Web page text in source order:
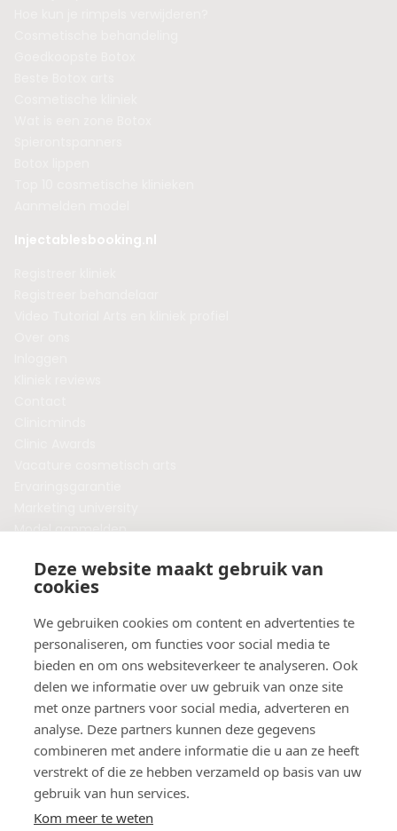
Deze website maakt gebruik van
cookies
We gebruiken cookies om content en advertenties te
personaliseren, om functies voor social media te
bieden en om ons websiteverkeer te analyseren. Ook
delen we informatie over uw gebruik van onze site
met onze partners voor social media, adverteren en
analyse. Deze partners kunnen deze gegevens
combineren met andere informatie die u aan ze heeft
verstrekt of die ze hebben verzameld op basis van uw
gebruik van hun services.
Kom meer te weten
Injectablesbooking.nl
Model aanmelden
Algemene voorwaarden
Privacybeleid
Veelgestelde vragen
Botox behandeling in jouw regio?
Vergelijk klinieken per provincie
Botox Amsterdam
Botox Rotterdam
Botox Utrecht
Botox Eindhoven
Botox Purmerend
Botox Maastricht